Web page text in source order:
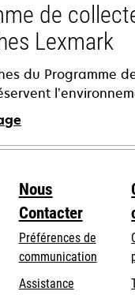
de
Lexmark
du Programme
Nous
Contacter
Préférences de
communication
s’ouvre
Assistance